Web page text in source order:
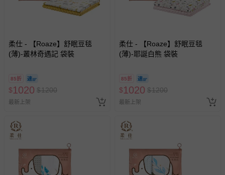
柔仕 - 【Roaze】舒眠豆毯
(薄)-叢林奇遇記 袋裝
85折
$1020 $1200
最新上架
柔仕 - 【Roaze】舒眠豆毯
(薄)-耶誕白熊 袋裝
85折
$1020 $1200
最新上架